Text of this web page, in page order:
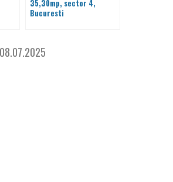
35,30mp, sector 4,
Bucuresti
08.07.2025